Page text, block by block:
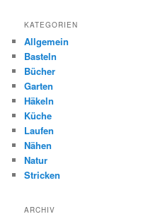
KATEGORIEN
Allgemein
Basteln
Bücher
Garten
Häkeln
Küche
Laufen
Nähen
Natur
Stricken
ARCHIV